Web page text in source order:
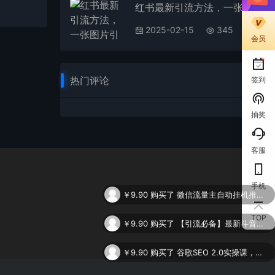
红书最新引流方法，一张图片引爆创业粉，单条笔记引流500＋精准创业粉
2025-02-15 345
热门评论
会员
签到
抽奖
客服
手机
TOP
【引流必备】最新斗音全功能全自动引流脚本，解放双手自动引流精准粉